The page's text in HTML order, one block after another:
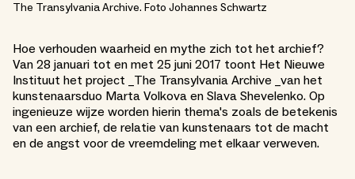
The Transylvania Archive. Foto Johannes Schwartz
Hoe verhouden waarheid en mythe zich tot het archief?
Van 28 januari tot en met 25 juni 2017 toont Het Nieuwe
Instituut het project _The Transylvania Archive _van het
kunstenaarsduo Marta Volkova en Slava Shevelenko. Op
ingenieuze wijze worden hierin thema's zoals de betekenis
van een archief, de relatie van kunstenaars tot de macht
en de angst voor de vreemdeling met elkaar verweven.